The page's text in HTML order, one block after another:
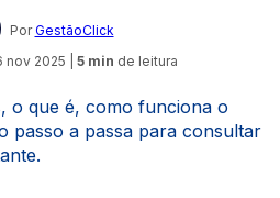
Por GestãoClick
nov 2025 5 min de leitura
o que é, como funciona o
passo a passa para consultar